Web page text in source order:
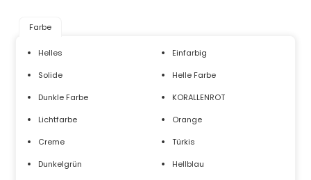
Farbe
Helles
Solide
Dunkle Farbe
Lichtfarbe
Creme
Dunkelgrün
Einfarbig
Helle Farbe
KORALLENROT
Orange
Türkis
Hellblau